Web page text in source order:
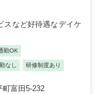
スなど好待遇なデイケ
勤OK
なし 研修制度あり
町富田5-232